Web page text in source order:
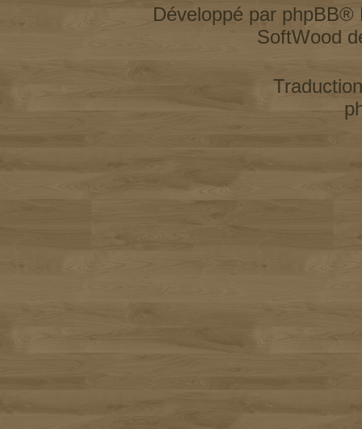
Développé par phpBB®
SoftWood